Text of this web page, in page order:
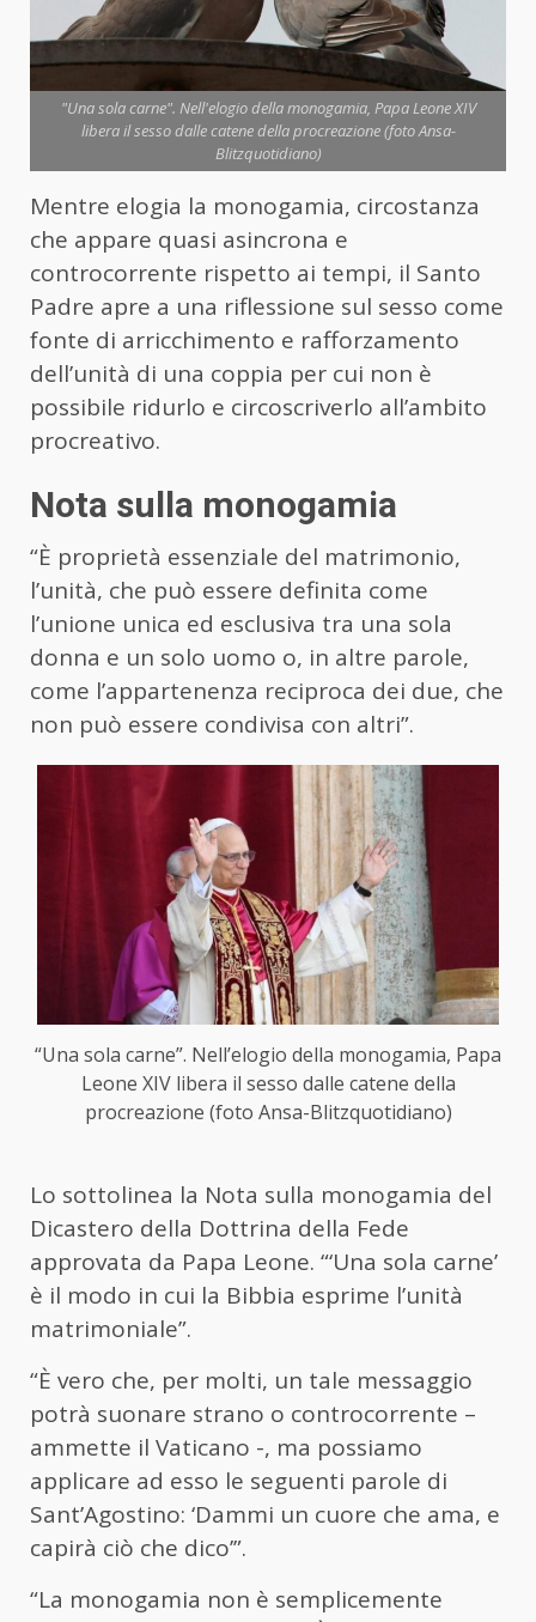
"Una sola carne". Nell'elogio della monogamia, Papa Leone XIV
libera il sesso dalle catene della procreazione (foto Ansa-
Blitzquotidiano)
Mentre elogia la monogamia, circostanza
che appare quasi asincrona e
controcorrente rispetto ai tempi, il Santo
Padre apre a una riflessione sul sesso come
fonte di arricchimento e rafforzamento
dell’unità di una coppia per cui non è
possibile ridurlo e circoscriverlo all’ambito
procreativo.
Nota sulla monogamia
“È proprietà essenziale del matrimonio,
l’unità, che può essere definita come
l’unione unica ed esclusiva tra una sola
donna e un solo uomo o, in altre parole,
come l’appartenenza reciproca dei due, che
non può essere condivisa con altri”.
“Una sola carne”. Nell’elogio della monogamia, Papa
Leone XIV libera il sesso dalle catene della
procreazione (foto Ansa-Blitzquotidiano)
Lo sottolinea la Nota sulla monogamia del
Dicastero della Dottrina della Fede
approvata da Papa Leone. “‘Una sola carne’
è il modo in cui la Bibbia esprime l’unità
matrimoniale”.
“È vero che, per molti, un tale messaggio
potrà suonare strano o controcorrente –
ammette il Vaticano -, ma possiamo
applicare ad esso le seguenti parole di
Sant’Agostino: ‘Dammi un cuore che ama, e
capirà ciò che dico’”.
“La monogamia non è semplicemente